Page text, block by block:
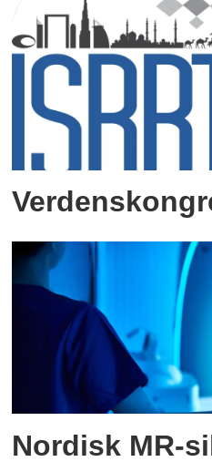
Nordisk MR-